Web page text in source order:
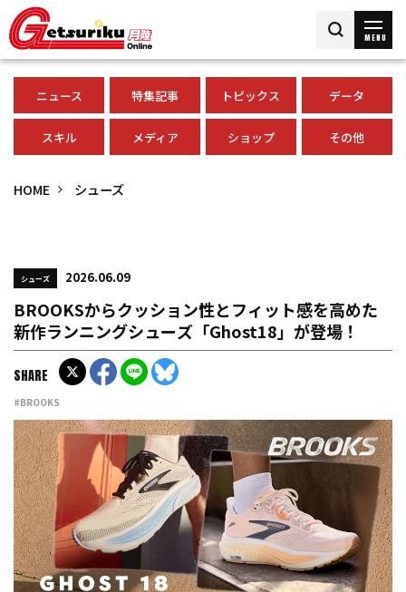
MENU
ニュース 特集記事 トピックス データ
スキル メディア ショップ その他
HOME シューズ
シューズ 2026.06.09
BROOKSからクッション性とフィット感を高めた
新作ランニングシューズ「Ghost18」が登場！
#BROOKS
SHARE